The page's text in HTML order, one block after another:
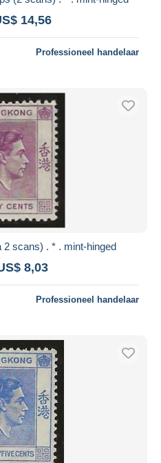
14,56
Professioneel handelaar
2 scans) . * . mint-hinged
8,03
Professioneel handelaar